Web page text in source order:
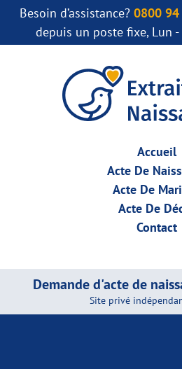
Besoin d’assistance? 0800
depuis un poste fixe, Lun
Accueil
Acte De
Acte De
Acte De
Contact
Demande d'acte de
Site privé